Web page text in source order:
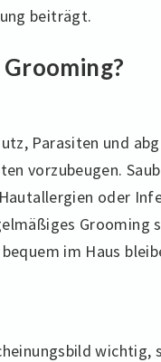
beiträgt.
Parasiten und
vorzubeugen.
oder
im Haus
wichtig,